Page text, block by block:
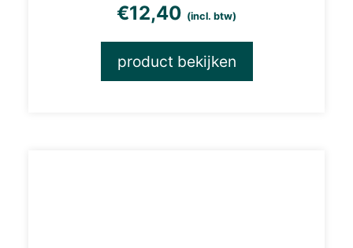
€12,40 (incl. btw)
product bekijken